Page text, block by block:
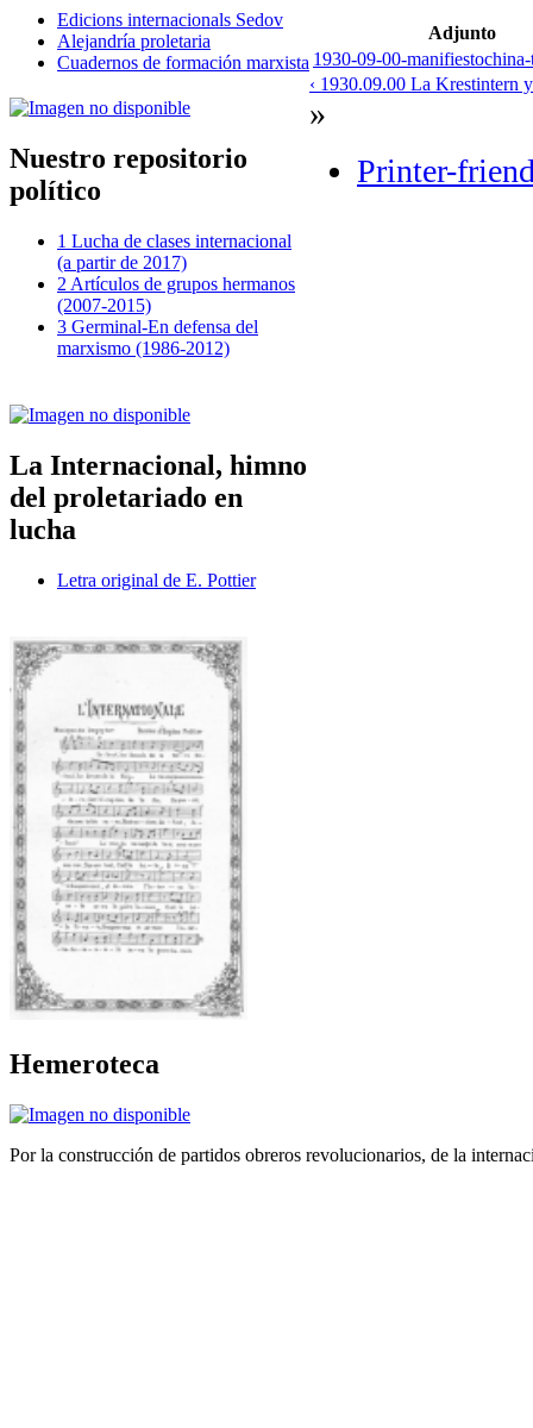
Edicions internacionals Sedov
Alejandría proletaria
Cuadernos de formación marxista
Nuestro repositorio
político
1 Lucha de clases internacional
(a partir de 2017)
2 Artículos de grupos hermanos
(2007-2015)
3 Germinal-En defensa del
marxismo (1986-2012)
La Internacional, himno
del proletariado en
lucha
Letra original de E. Pottier
Hemeroteca
Adjunto
1930-09-00-
‹ 1930.09.00 La Krestintern
»
Printer-
Por la construcción de partidos obreros revolucionarios, de la